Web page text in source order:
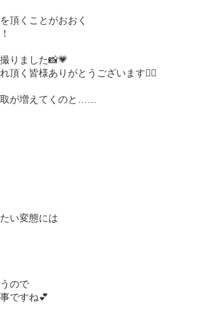
頂くことがおおく
りました📸💗
頂く皆様ありがとうございます🙇‍♀️
が増えてくのと……
い変態には
ので
ですね💕︎